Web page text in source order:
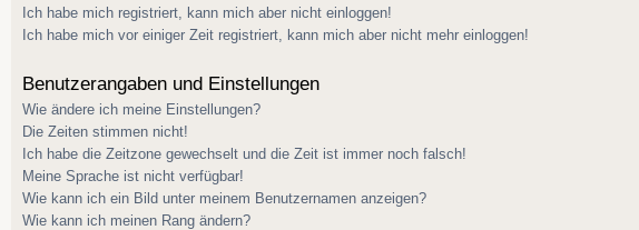
Ich habe mich registriert, kann mich aber nicht einloggen!
Ich habe mich vor einiger Zeit registriert, kann mich aber nicht mehr einloggen!
Benutzerangaben und Einstellungen
Wie ändere ich meine Einstellungen?
Die Zeiten stimmen nicht!
Ich habe die Zeitzone gewechselt und die Zeit ist immer noch falsch!
Meine Sprache ist nicht verfügbar!
Wie kann ich ein Bild unter meinem Benutzernamen anzeigen?
Wie kann ich meinen Rang ändern?